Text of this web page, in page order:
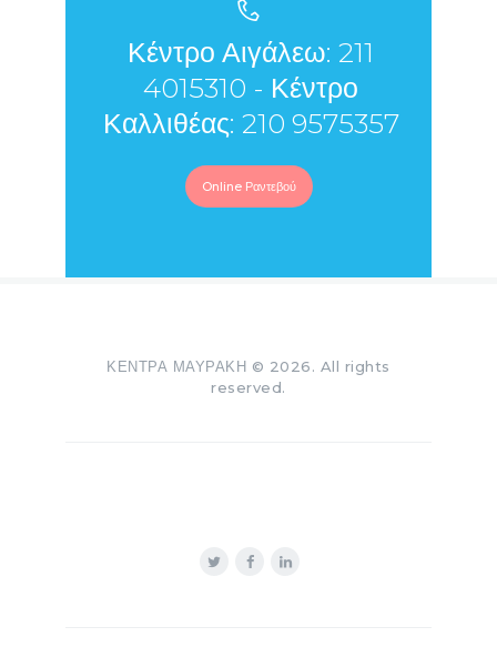
Κέντρο Αιγάλεω: 211
4015310 - Κέντρο
Καλλιθέας: 210 9575357
Online Ραντεβού
ΚΕΝΤΡΑ ΜΑΥΡΑΚΗ © 2026. All rights
reserved.